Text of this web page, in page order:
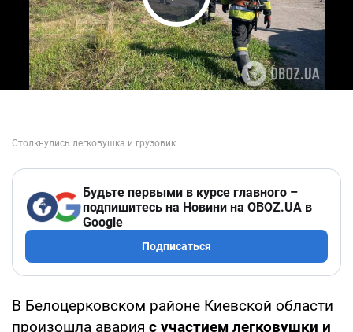
Play Video
Будьте первыми в курсе главного –
подпишитесь на Новини на OBOZ.UA в
Google
Подписаться
В Белоцерковском районе Киевской области
произошла авария с участием легковушки и